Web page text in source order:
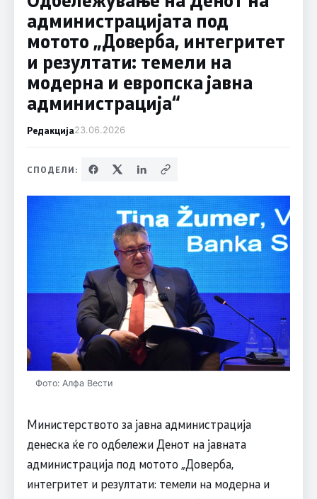
администрацијата под
мотото „Доверба, интегритет
и резултати: темели на
модерна и европска јавна
администрација“
Редакција23.06.2026
СПОДЕЛИ:
Фото: Алфа Вести
Министерството за јавна администрација
денеска ќе го одбележи Денот на јавната
администрација под мотото „Доверба,
интегритет и резултати: темели на модерна и